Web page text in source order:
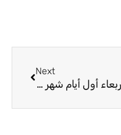
Next
الأربعاء أول أيام شهر شعبان 1444